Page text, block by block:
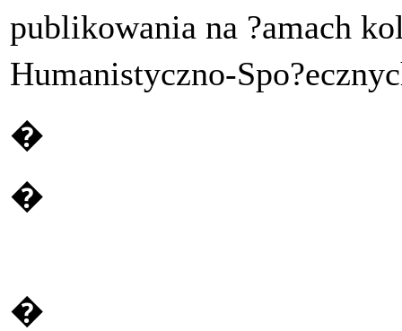
publikowania na ?amach
Humanistyczno-
�
�
�